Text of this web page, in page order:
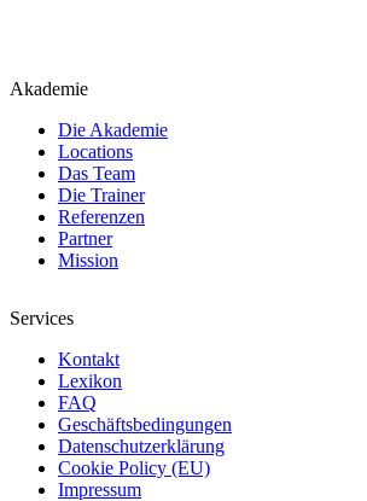
Akademie
Die Akademie
Locations
Das Team
Die Trainer
Referenzen
Partner
Mission
Services
Kontakt
Lexikon
FAQ
Geschäftsbedingungen
Datenschutzerklärung
Cookie Policy (EU)
Impressum